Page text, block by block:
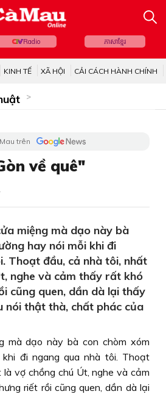
Radio ភាសាខ្មែរ
KINH TẾ XÃ HỘI CẢI CÁCH HÀNH CHÍNH
trên
về quê"
miệng mà dạo này bà
hay nói mỗi khi đi
Thoạt đầu, cả nhà tôi, nhất
nghe và cảm thấy rất khó
cũng quen, dần dà lại thấy
nói thật thà, chất phác của
mà dạo này bà con chòm xóm
đi ngang qua nhà tôi. Thoạt
vợ chồng chú Út, nghe và cảm
riết rồi cũng quen, dần dà lại